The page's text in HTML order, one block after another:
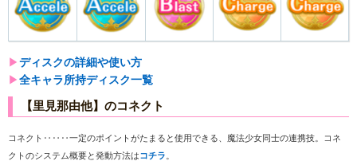
▶︎ディスクの詳細や使い方
▶︎全キャラ所持ディスク一覧
【里見那由他】のコネクト
コネクト‥‥‥一定のポイントがたまると使用できる、魔法少女同士の連携技。コネ
クトのシステム概要と発動方法はコチラ